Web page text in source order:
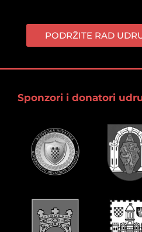
PODRŽITE RAD
Sponzori i donatori